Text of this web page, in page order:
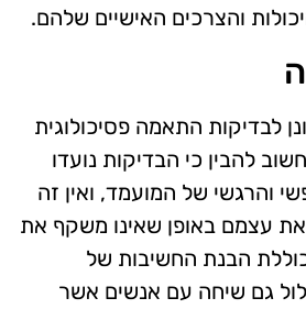
והצרכים האישיים שלהם.
לבדיקות התאמה פסיכולוגית
להבין כי הבדיקות נועדו
והרגשי של המועמד, ואין זה
את עצמם באופן שאינו משקף את
הבנת החשיבות של
גם שיחה עם אנשים אשר